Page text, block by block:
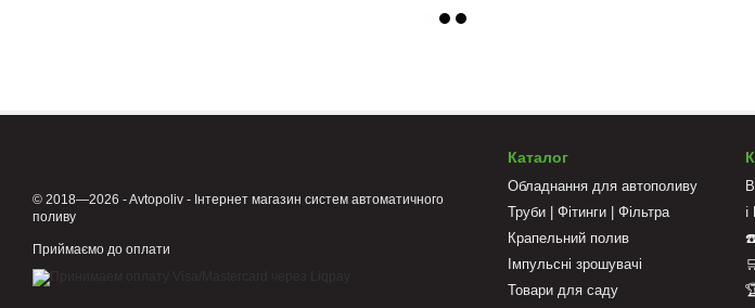
© 2018—2026 - Avtopoliv - Інтернет магазин систем автоматичного
поливу
Приймаємо до оплати
Каталог
Обладнання для автополиву
Труби | Фітинги | Фільтра
Крапельний полив
Імпульсні зрошувачі
Товари для саду